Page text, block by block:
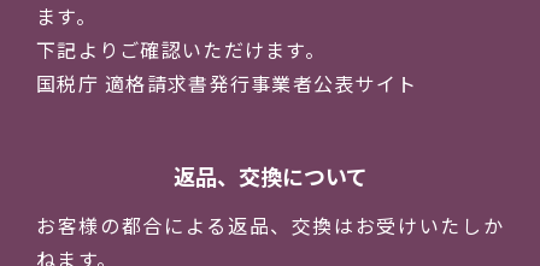
ます。
下記よりご確認いただけます。
国税庁 適格請求書発行事業者公表サイト
返品、交換について
お客様の都合による返品、交換はお受けいたしか
ねます。